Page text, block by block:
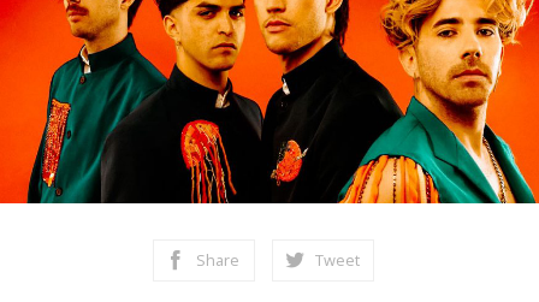
Share Tweet